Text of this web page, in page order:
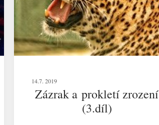
14.7. 2019
Zázrak a prokletí zrození
(3.díl)